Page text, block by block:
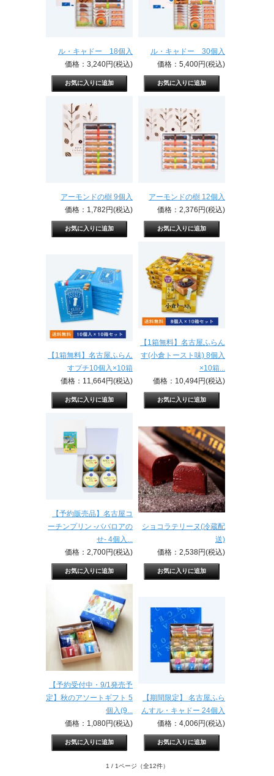
ル・キャドー 18個入
価格：3,240円(税込)
ル・キャドー 30個入
価格：5,400円(税込)
アーモンドの樹 9個入
価格：1,782円(税込)
アーモンドの樹 12個入
価格：2,376円(税込)
【1箱無料】名古屋ふらん
すプチ10個入×10箱
価格：11,664円(税込)
【1箱無料】名古屋ふらん
す(小倉トースト味) 8個入
×10箱...
価格：10,494円(税込)
【予約販売品】名古屋コ
ーチンプリン -ババロアの
せ- 4個入...
価格：2,700円(税込)
ショコラテリーヌ(冷蔵配
送)
価格：2,538円(税込)
【予約受付中・9/1発売予
定】秋のアソートギフト 5
個入(9...
価格：1,080円(税込)
【期間限定】 名古屋ふら
んすル・キャドー 24個入
価格：4,006円(税込)
1 / 1ページ （全12件）